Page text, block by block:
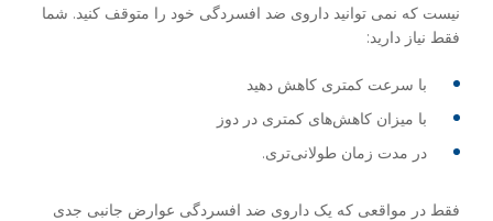
نیست که نمی توانید داروی ضد افسردگی خود را متوقف کنید. شما
فقط نیاز دارید:
با سرعت کمتری کاهش دهید
با میزان کاهش‌های کمتری در دوز
در مدت زمان طولانی‌تری.
فقط در مواقعی که یک داروی ضد افسردگی عوارض جانبی جدی